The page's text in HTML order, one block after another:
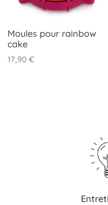
Moules pour rainbow
cake
Prix
17,90 €